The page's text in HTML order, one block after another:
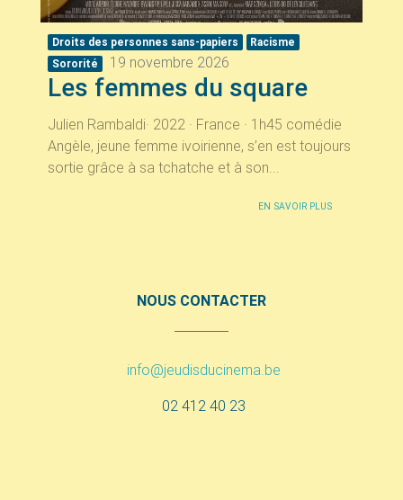
Droits des personnes sans-papiers
Racisme
Sororité
19 novembre 2026
Les femmes du square
Julien Rambaldi· 2022 · France · 1h45 comédie
Angèle, jeune femme ivoirienne, s’en est toujours
sortie grâce à sa tchatche et à son...
EN SAVOIR PLUS
NOUS CONTACTER
info@jeudisducinema.be
02 412 40 23